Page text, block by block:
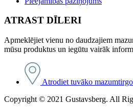
ATRAST DĪLERI
Apmeklējiet vienu no daudzajiem
mūsu produktus un iegūtu vairāk
Atrodiet tuvāko
Copyright © 2021 Gustavsberg. All